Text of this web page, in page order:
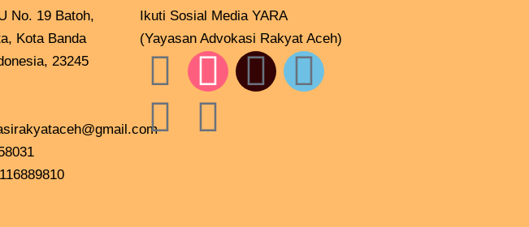
No. 19 Batoh,
Kota Banda
23245
Ikuti Sosial Media YARA
(Yayasan Advokasi Rakyat Aceh)